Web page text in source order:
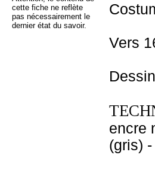
cette fiche ne reflète
pas nécessairement le
dernier état du savoir.
Vers
Dessin
encre
(gris)